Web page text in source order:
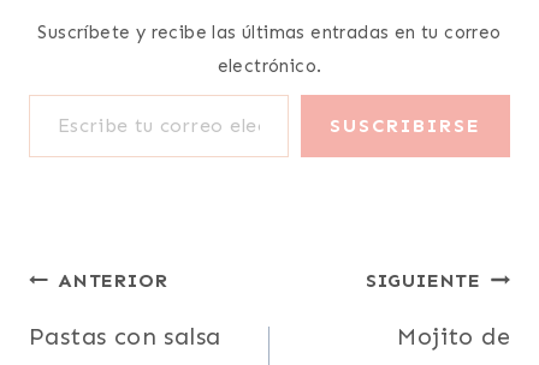
Suscríbete y recibe las últimas entradas en tu correo
electrónico.
Escribe tu correo electrónico…
SUSCRIBIRSE
Navegación
de
ANTERIOR
Pastas con salsa
SIGUIENTE
Mojito de